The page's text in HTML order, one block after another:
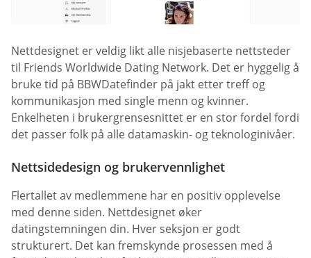
Nettdesignet er veldig likt alle nisjebaserte nettsteder
til Friends Worldwide Dating Network. Det er hyggelig å
bruke tid på BBWDatefinder på jakt etter treff og
kommunikasjon med single menn og kvinner.
Enkelheten i brukergrensesnittet er en stor fordel fordi
det passer folk på alle datamaskin- og teknologinivåer.
Nettsidedesign og brukervennlighet
Flertallet av medlemmene har en positiv opplevelse
med denne siden. Nettdesignet øker
datingstemningen din. Hver seksjon er godt
strukturert. Det kan fremskynde prosessen med å